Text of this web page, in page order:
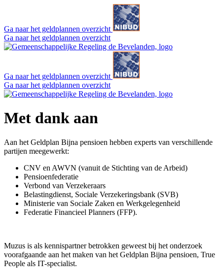
Ga naar het geldplannen overzicht
Ga naar het geldplannen overzicht
Ga naar het geldplannen overzicht
Ga naar het geldplannen overzicht
Met dank aan
Aan het Geldplan Bijna pensioen hebben experts van verschillende
partijen meegewerkt:
CNV en AWVN (vanuit de Stichting van de Arbeid)
Pensioenfederatie
Verbond van Verzekeraars
Belastingdienst, Sociale Verzekeringsbank (SVB)
Ministerie van Sociale Zaken en Werkgelegenheid
Federatie Financieel Planners (FFP).
Muzus is als kennispartner betrokken geweest bij het onderzoek
voorafgaande aan het maken van het Geldplan Bijna pensioen, True
People als IT-specialist.